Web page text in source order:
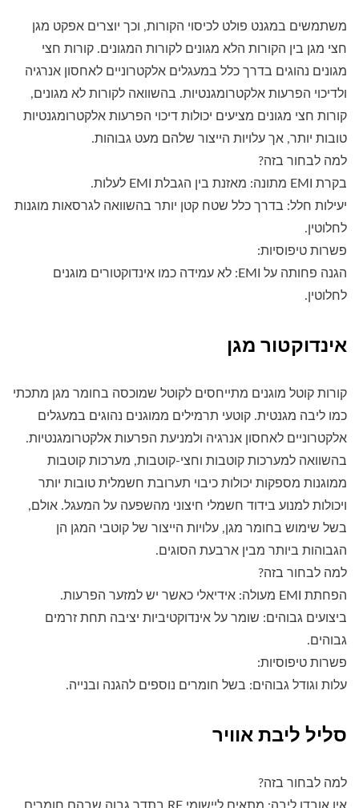
משתמשים במגנט פולט לכיסוי הקורות, וכך יוצרים אפקט מגן
חצי מגן בין הקורות הלא מגונים לקורות המגונים. קורות חצי
מגונים נהוגים בדרך כלל במעגלים אלקטרוניים לאחסון אנרגיה
ולדיכוי הפרעות אלקטרומגנטיות. בהשוואה לקורות לא מגונים,
קורות חצי מגונים מציעים יכולות דיכוי הפרעות אלקטרומגנטיות
טובות יותר, אך עלויות הייצור שלהם מעט גבוהות.
למה לבחור בזה?
בקרת EMI מתונה: מאזנת בין הגבלת EMI לעלות.
יעילות חלל: בדרך כלל שטח קטן יותר בהשוואה לגרסאות מוגנות
לחלוטין.
פשרות טיפוסיות:
הגנה פחותה על EMI: לא עמידה כמו אינדוקטורים מוגנים
לחלוטין.
אינדוקטור מגן
קורות קוטל מוגנים מתייחסים לקוטל שמוכסה בחומר מגן מתכתי
כמו ליבה מגנטית. קוטעי תרמילים ממוגנים נהוגים במעגלים
אלקטרוניים לאחסון אנרגיה ולמניעת הפרעות אלקטרומגנטיות.
בהשוואה למערכות קוטבות וחצי-קוטבות, מערכות קוטבות
ממוגנות מספקות יכולות כיבוי תערובת חשמלית טובות יותר
ויכולות למנוע בידוד חשמלי חיצוני מהשפעה על המעגל. אולם,
בשל שימוש בחומר מגן, עלויות הייצור של קוטבי המגן הן
הגבוהות ביותר מבין ארבעת הסוגים.
למה לבחור בזה?
הפחתת EMI מעולה: אידיאלי כאשר יש למזער הפרעות.
ביצועים גבוהים: שומר על אינדוקטיביות יציבה תחת זרמים
גבוהים.
פשרות טיפוסיות:
עלות וגודל גבוהים: בשל חומרים נוספים להגנה ובנייה.
סליל ליבת אוויר
למה לבחור בזה?